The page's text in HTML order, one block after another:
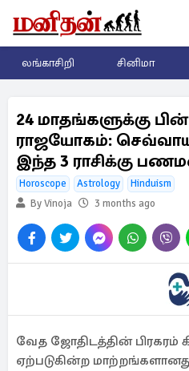
லங்காசிறி சினிமா
24 மாதங்களுக்கு
ராஜயோகம்:
இந்த 3 ராசிக்கு
Horoscope Astrology
Hinduism
By Vinoja
3 months ago
வேத ஜோதிடத்தின் பிரகரம்
ஏற்படுகின்ற